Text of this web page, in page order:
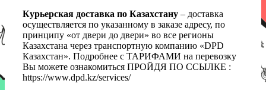
Курьерская доставка по Казахстану – доставка
осуществляется по указанному в заказе адресу, по
принципу «от двери до двери» во все регионы
Казахстана через транспортную компанию «DPD
Казахстан». Подробнее с ТАРИФАМИ на перевозку
Вы можете ознакомиться ПРОЙДЯ ПО ССЫЛКЕ :
https://www.dpd.kz/services/